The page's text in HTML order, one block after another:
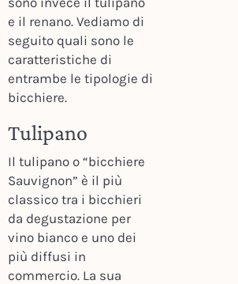
e il renano. Vediamo di
seguito quali sono le
caratteristiche di
entrambe le tipologie di
bicchiere.
Tulipano
Il tulipano o “bicchiere
Sauvignon” è il più
classico tra i bicchieri
da degustazione per
vino bianco e uno dei
più diffusi in
commercio. La sua